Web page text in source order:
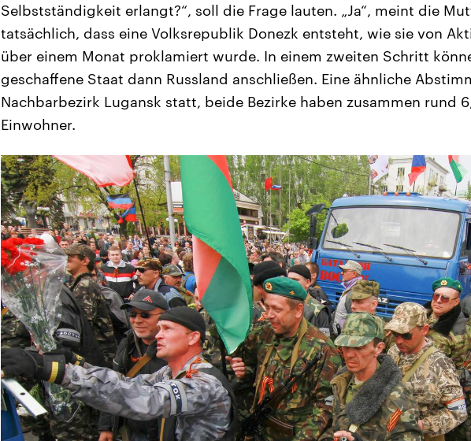
Selbstständigkeit erlangt?“, soll die Frage lauten. „Ja“, meint die
tatsächlich, dass eine Volksrepublik Donezk entsteht, wie sie von
über einem Monat proklamiert wurde. In einem zweiten Schritt
geschaffene Staat dann Russland anschließen. Eine ähnliche
Nachbarbezirk Lugansk statt, beide Bezirke haben zusammen rund
Einwohner.